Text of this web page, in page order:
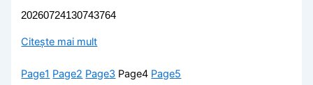
20260724130743764
Citește mai mult
Page1 Page2 Page3 Page4 Page5